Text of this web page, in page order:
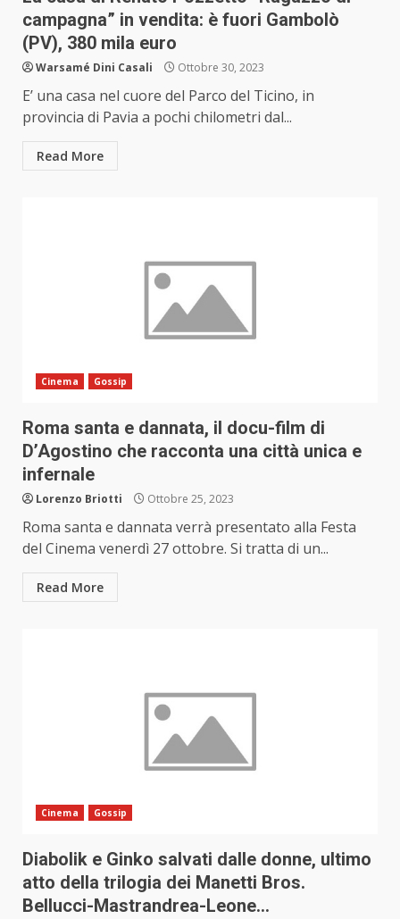
campagna” in vendita: è fuori Gambolò
(PV), 380 mila euro
Warsamé Dini Casali Ottobre 30, 2023
E’ una casa nel cuore del Parco del Ticino, in
provincia di Pavia a pochi chilometri dal...
Read More
Cinema Gossip
Roma santa e dannata, il docu-film di
D’Agostino che racconta una città unica e
infernale
Lorenzo Briotti Ottobre 25, 2023
Roma santa e dannata verrà presentato alla Festa
del Cinema venerdì 27 ottobre. Si tratta di un...
Read More
Cinema Gossip
Diabolik e Ginko salvati dalle donne, ultimo
atto della trilogia dei Manetti Bros.
Bellucci-Mastrandrea-Leone…